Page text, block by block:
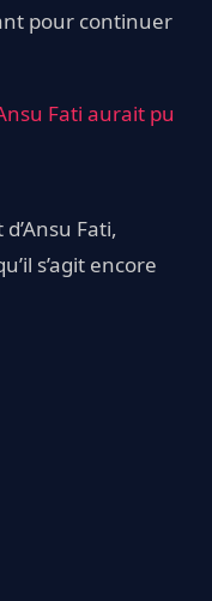
pour continuer
Fati aurait pu
Fati,
s’agit encore